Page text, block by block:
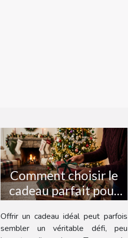
Comment choisir le
cadeau parfait pour
chaque occasion ?
Offrir un cadeau idéal peut parfois
sembler un véritable défi, peu